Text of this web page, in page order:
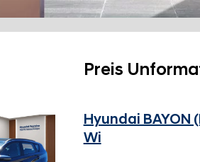
Preis
Hyundai BAYON
Wi